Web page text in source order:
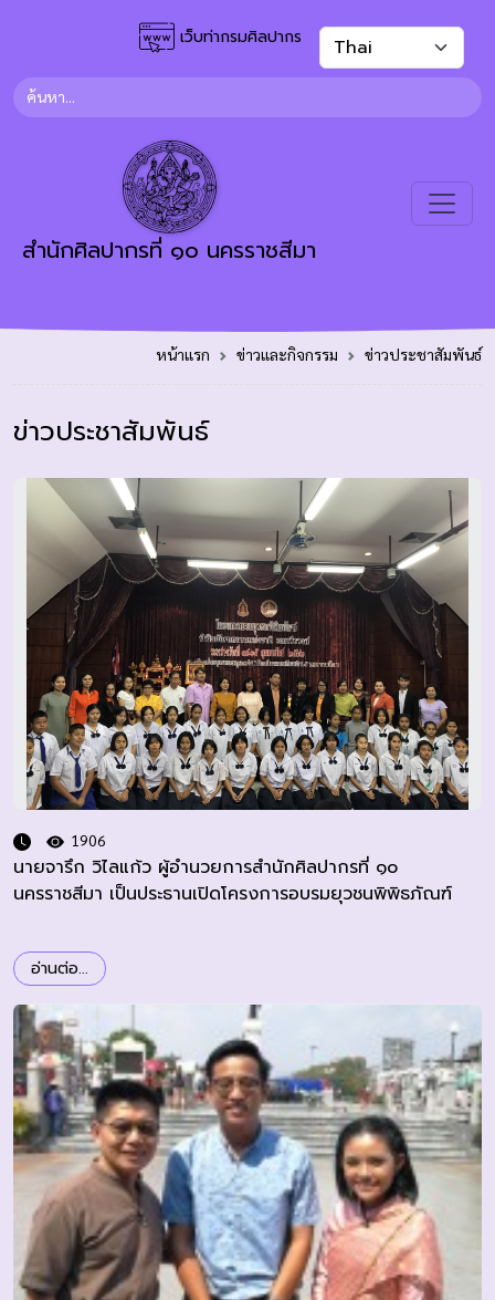
เว็บท่ากรมศิลปากร
สำนักศิลปากรที่ ๑๐ นครราชสีมา
หน้าแรก ข่าวและกิจกรรม ข่าวประชาสัมพันธ์
ข่าวประชาสัมพันธ์
1906
นายจารึก วิไลแก้ว ผู้อำนวยการสำนักศิลปากรที่ ๑๐
นครราชสีมา เป็นประธานเปิดโครงการอบรมยุวชนพิพิธภัณฑ์
อ่านต่อ...